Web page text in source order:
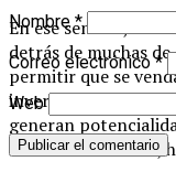
En ese sentido, ha
detrás de muchas
permitir que se
inversión que
generan
nuestro territorio”,
Nombre*
Correo electrónico*
Web